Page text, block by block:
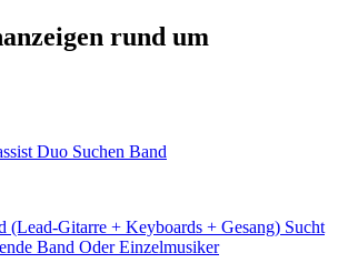
rund um
Duo Suchen Band
(Lead-Gitarre + Keyboards + Gesang) Sucht
Band Oder Einzelmusiker